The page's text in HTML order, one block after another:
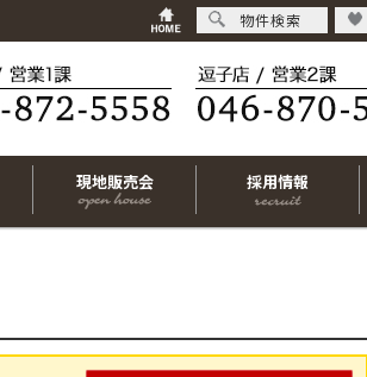
現地販売会 採用情報
物件検索